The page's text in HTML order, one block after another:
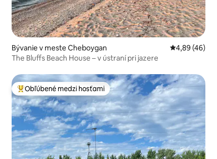
Bývanie v meste Cheboygan Priemerné
4,89 (46)
The Bluffs Beach House – v ústraní pri jazere
Najobľúbenejšie medzi hosťami
Obľúbené medzi hosťami